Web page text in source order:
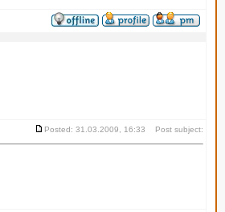
Posted: 31.03.2009, 16:33 Post subject: